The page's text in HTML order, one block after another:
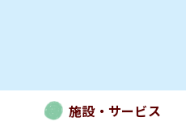
施設・サービス